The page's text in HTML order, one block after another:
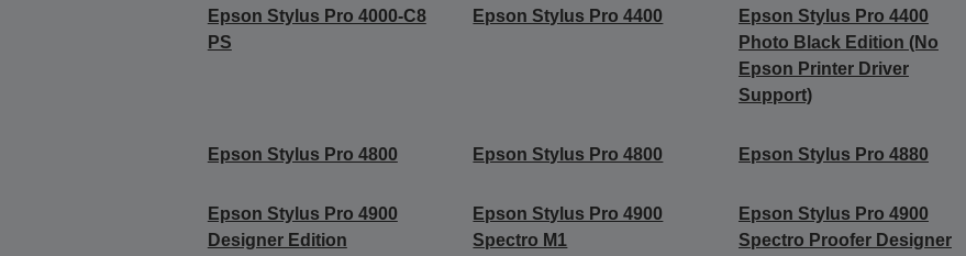
Epson Stylus Pro 4000-C8
PS
Epson Stylus Pro 4400
Epson Stylus Pro 4400
Photo Black Edition (No
Epson Printer Driver
Support)
Epson Stylus Pro 4800 Epson Stylus Pro 4800 Epson Stylus Pro 4880
Epson Stylus Pro 4900
Designer Edition
Epson Stylus Pro 4900
Spectro M1
Epson Stylus Pro 4900
Spectro Proofer Designer